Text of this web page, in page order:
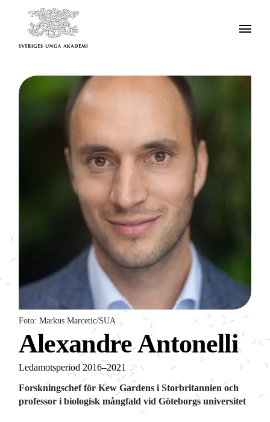
Foto: Markus Marcetic/SUA
Alexandre Antonelli
Ledamotsperiod 2016–2021
Forskningschef för Kew Gardens i Storbritannien och
professor i biologisk mångfald vid Göteborgs universitet